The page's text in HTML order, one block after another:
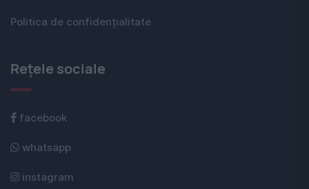
Politica de confidențialitate
Rețele sociale
facebook
whatsapp
instagram